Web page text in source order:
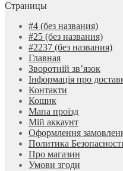
Страницы
#4 (без названия)
#25 (без названия)
#2237 (без названия)
Главная
Зворотній зв’язок
Інформація про
Контакти
Кошик
Мапа проїзд
Мій аккаунт
Оформлення
Политика
Про магазин
Умови згоди